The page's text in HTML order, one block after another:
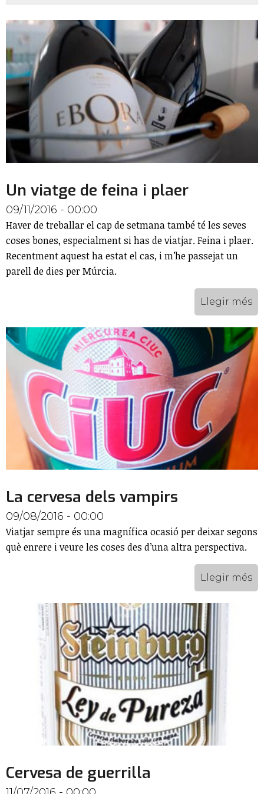
Un viatge de feina i plaer
09/11/2016 - 00:00
Haver de treballar el cap de setmana també té les seves
coses bones, especialment si has de viatjar. Feina i plaer.
Recentment aquest ha estat el cas, i m’he passejat un
parell de dies per Múrcia.
Llegir més
La cervesa dels vampirs
09/08/2016 - 00:00
Viatjar sempre és una magnífica ocasió per deixar segons
què enrere i veure les coses des d’una altra perspectiva.
Llegir més
Cervesa de guerrilla